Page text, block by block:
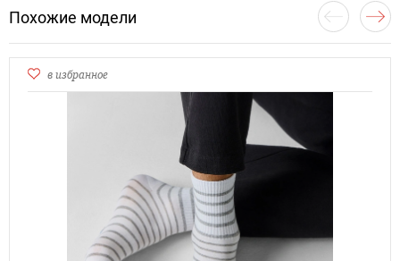
Похожие модели
в избранное